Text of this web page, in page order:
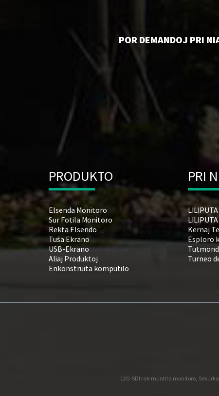
POR DEMANDOJ PRI
PRODUKTO
Elsenda Monitoro
Sur Fotila Monitoro
Rekta Elsendo
Tuŝa Ekrano
USB-Ekrano
Aliaj Produktoj
Enkonstruita komputilo
PRI
Kernaj
Esploro
Turneo
12G-SDI rak-muntita monitoro